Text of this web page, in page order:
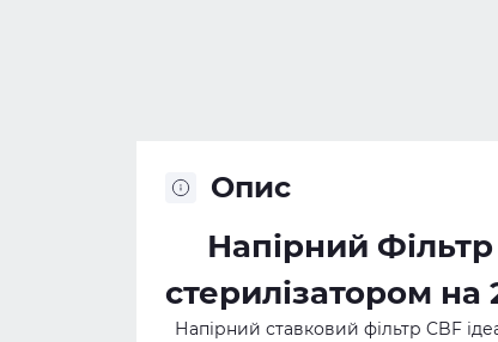
Опис
Напірний Фільтр
стерилізатором на
Напірний ставковий фільтр CBF